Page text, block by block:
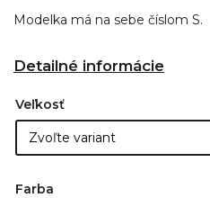
Modelka má na sebe číslom S.
Detailné informácie
Veľkosť
Farba